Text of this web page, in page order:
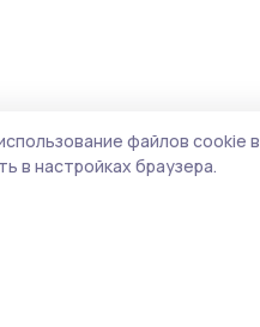
в
файлов cookie в
в настройках браузера.